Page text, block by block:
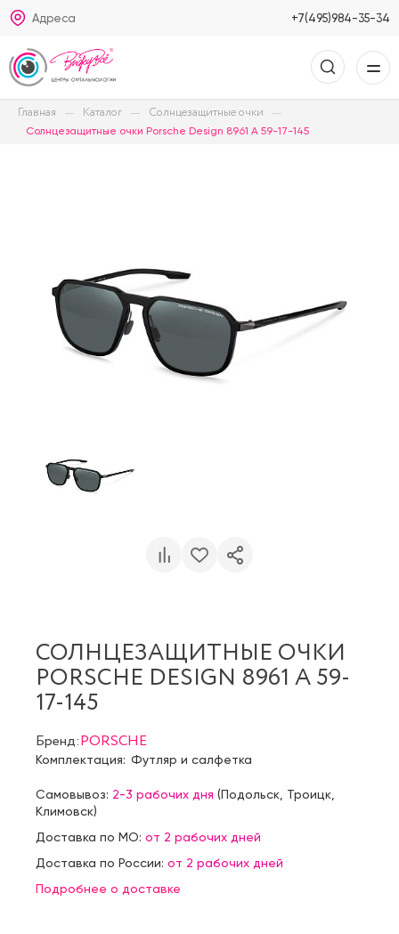
Адреса +7(495)984-35-34
Главная Каталог Солнцезащитные очки
Солнцезащитные очки Porsche Design 8961 A 59-17-145
СОЛНЦЕЗАЩИТНЫЕ ОЧКИ
PORSCHE DESIGN 8961 A 59-
17-145
Бренд:PORSCHE
Комплектация: Футляр и салфетка
Самовывоз: 2-3 рабочих дня (Подольск Троицк
Климовск)
Доставка по МО: от 2 рабочих дней
Доставка по России: от 2 рабочих дней
Подробнее о доставке